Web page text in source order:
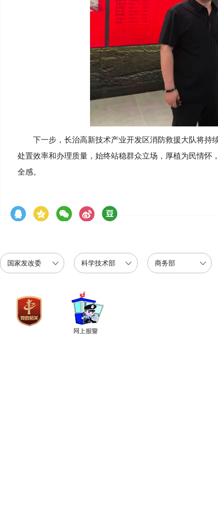
下一步，长治高新技术产业开发区消防救援大队将持
处置效率和办理质量，始终站稳群众立场，厚植为民情
全感。
国家发改委 科学技术部 商务部